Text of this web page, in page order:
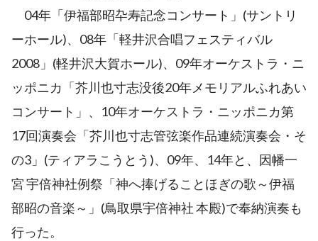
04年「伊福部昭卆寿記念コンサート」(サントリ
ーホール)、08年「軽井沢合唱フェスティバル
2008」(軽井沢大賀ホール)、09年オーケストラ・ニ
ッポニカ「芥川也寸志没後20年メモリアルふれあい
コンサート」、10年オーケストラ・ニッポニカ第
17回演奏会「芥川也寸志管弦楽作品連続演奏会・そ
の3」(ティアラこうとう)、09年、14年と、因幡一
宮 宇倍神社例祭「神へ捧げることほぎの歌～伊福
部昭の音楽～」(鳥取県宇倍神社 本殿)で奉納演奏も
行った。